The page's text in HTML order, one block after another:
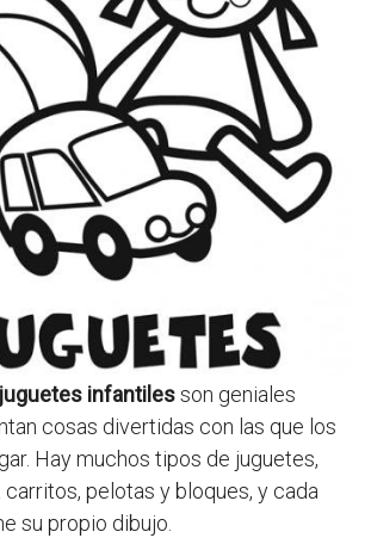
infantilesson geniales
cosas divertidas con las que los
Hay muchos tipos de juguetes,
pelotas y bloques, y cada
su propio dibujo.